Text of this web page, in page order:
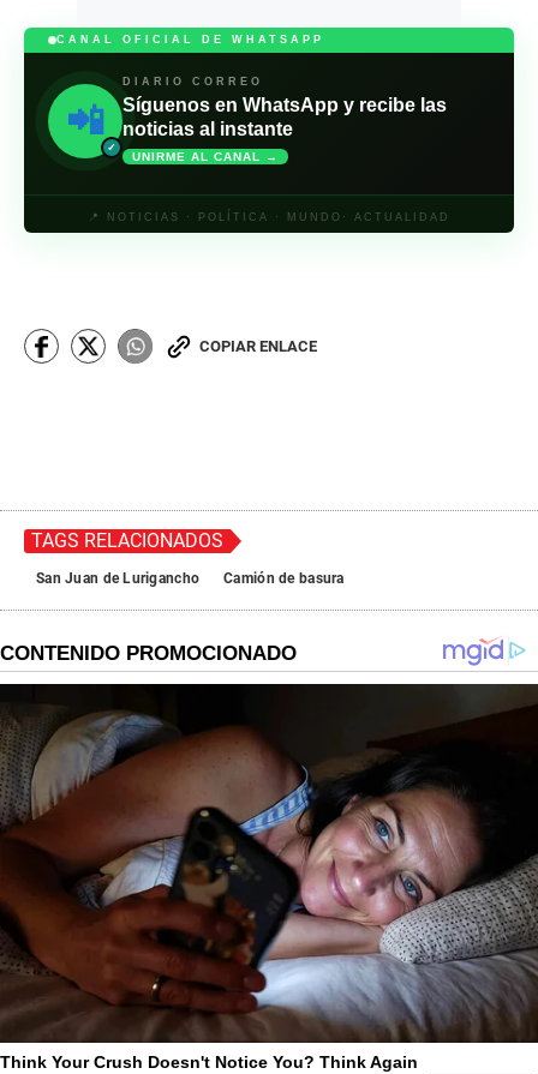
CANAL OFICIAL DE WHATSAPP
📲
✓
DIARIO CORREO
Síguenos en WhatsApp y recibe las
noticias al instante
UNIRME AL CANAL →
📍 NOTICIAS · POLÍTICA · MUNDO· ACTUALIDAD
COPIAR ENLACE
TAGS RELACIONADOS
San Juan de Lurigancho Camión de basura